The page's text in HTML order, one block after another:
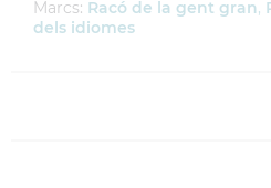
Marcs: Racó de la gent gran,
dels idiomes